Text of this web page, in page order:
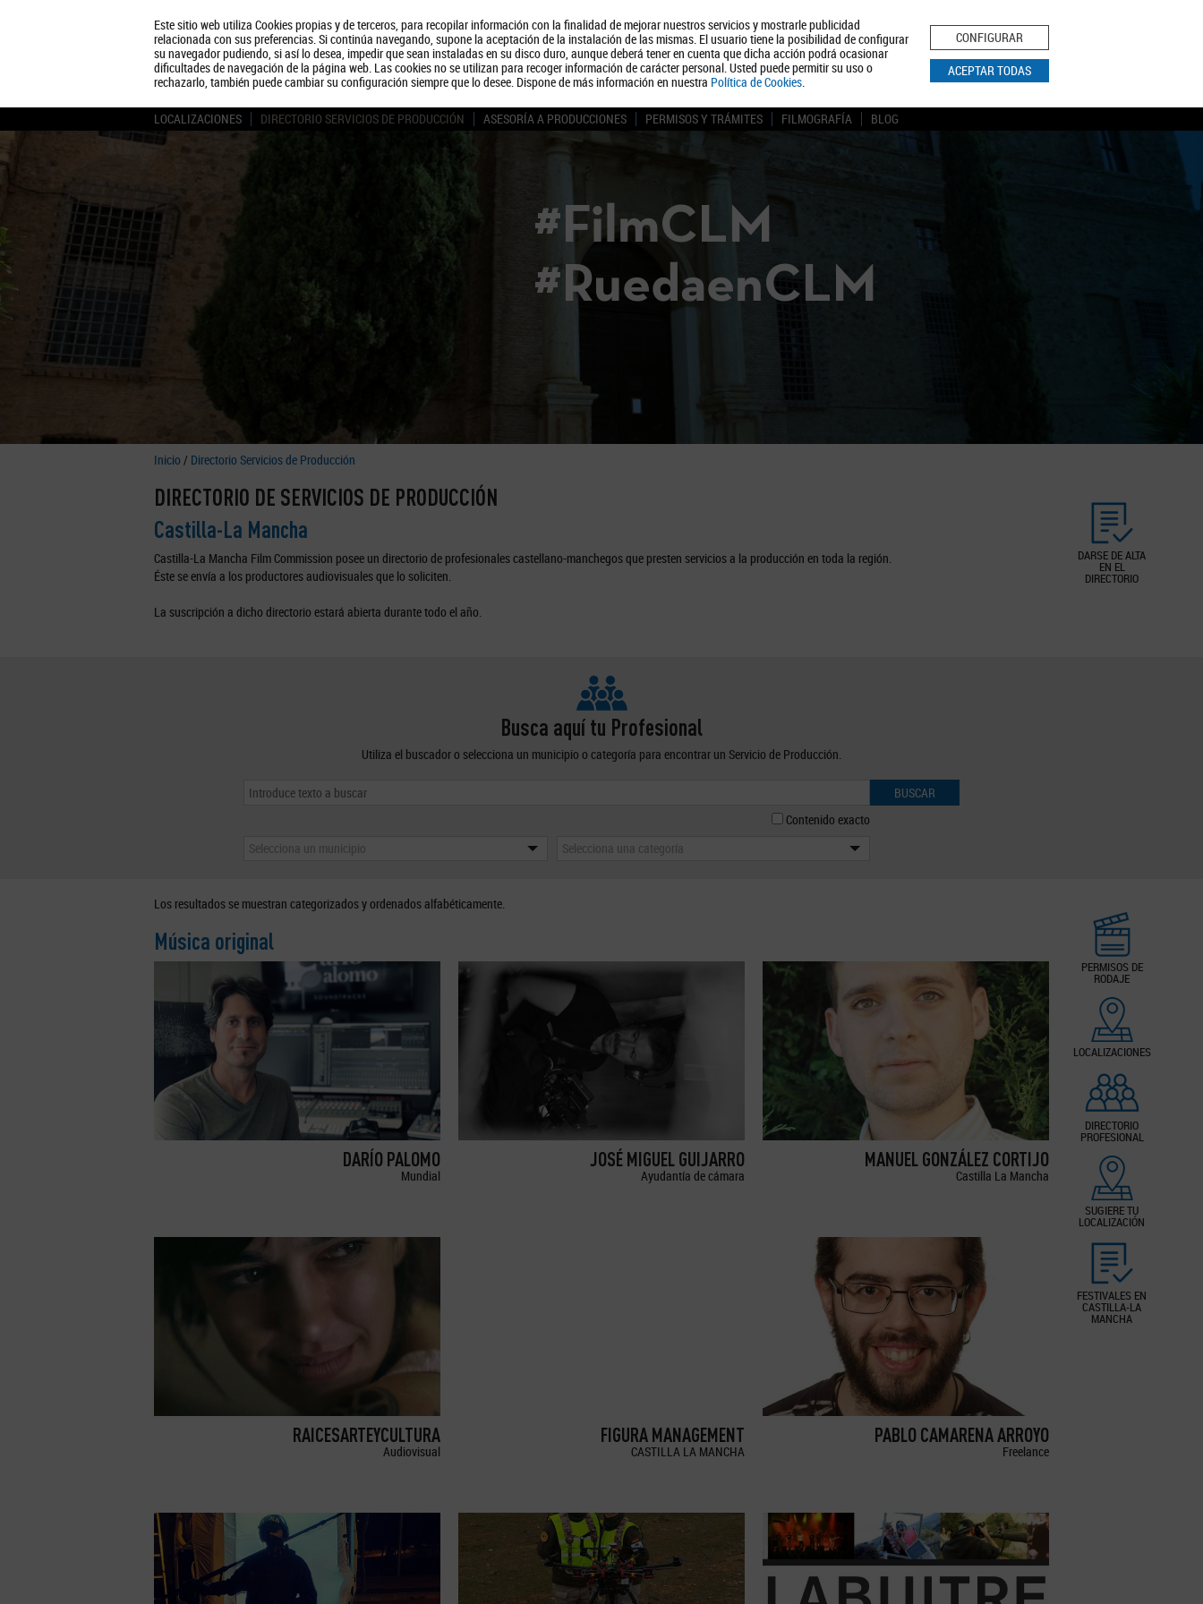
Este sitio web utiliza Cookies propias y de terceros, para recopilar información con la finalidad de mejorar nuestros servicios y mostrarle publicidad
relacionada con sus preferencias. Si continúa navegando, supone la aceptación de la instalación de las mismas. El usuario tiene la posibilidad de configurar
su navegador pudiendo, si así lo desea, impedir que sean instaladas en su disco duro, aunque deberá tener en cuenta que dicha acción podrá ocasionar
dificultades de navegación de la página web. Las cookies no se utilizan para recoger información de carácter personal. Usted puede permitir su uso o
rechazarlo, también puede cambiar su configuración siempre que lo desee. Dispone de más información en nuestra Política de Cookies.
CONFIGURAR
ACEPTAR TODAS
Quiénes somos Turismo Política de Privacidad Aviso Legal Política de Cookies
BUSCAR
LOCALIZACIONES DIRECTORIO SERVICIOS DE PRODUCCIÓN ASESORÍA A PRODUCCIONES PERMISOS Y TRÁMITES FILMOGRAFÍA BLOG
#FilmCLM
#RuedaenCLM
Inicio / Directorio Servicios de Producción
DARSE DE ALTA
EN EL
DIRECTORIO
DIRECTORIO DE SERVICIOS DE PRODUCCIÓN
Castilla-La Mancha
Castilla-La Mancha Film Commission posee un directorio de profesionales castellano-manchegos que presten servicios a la producción en toda la región.
Éste se envía a los productores audiovisuales que lo soliciten.
La suscripción a dicho directorio estará abierta durante todo el año.
Busca aquí tu Profesional
Utiliza el buscador o selecciona un municipio o categoría para encontrar un Servicio de Producción.
BUSCAR
Contenido exacto
Selecciona un municipio
Selecciona una categoría
PERMISOS DE
RODAJE
LOCALIZACIONES
DIRECTORIO
PROFESIONAL
SUGIERE TU
LOCALIZACIÓN
FESTIVALES EN
CASTILLA-LA
MANCHA
Los resultados se muestran categorizados y ordenados alfabéticamente.
Música original
DARÍO PALOMO
Mundial
JOSÉ MIGUEL GUIJARRO
Ayudantía de cámara
MANUEL GONZÁLEZ CORTIJO
Castilla La Mancha
RAICESARTEYCULTURA
Audiovisual
FIGURA MANAGEMENT
CASTILLA LA MANCHA
PABLO CAMARENA ARROYO
Freelance